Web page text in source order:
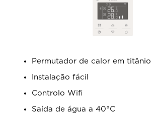
Permutador de calor em titânio
Instalação fácil
Controlo Wifi
Saída de água a 40°C